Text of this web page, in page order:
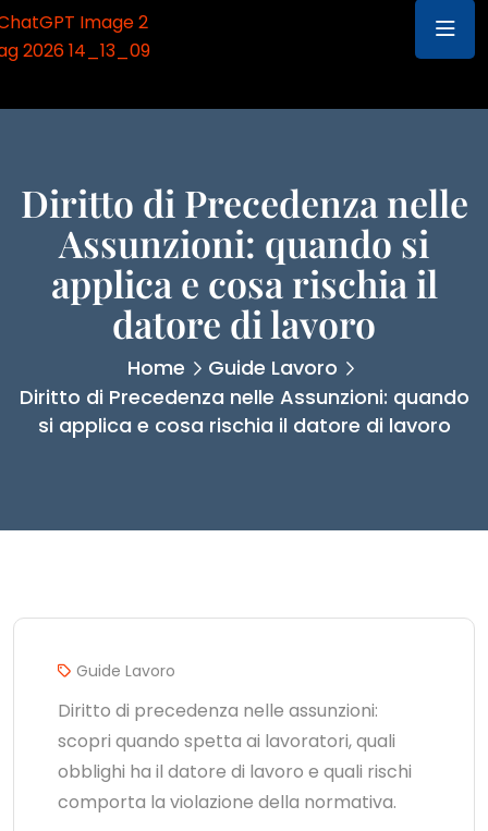
Diritto di Precedenza nelle
Assunzioni: quando si
applica e cosa rischia il
datore di lavoro
Home
Guide Lavoro
Diritto di Precedenza nelle Assunzioni: quando
si applica e cosa rischia il datore di lavoro
Guide Lavoro
Diritto di precedenza nelle assunzioni:
scopri quando spetta ai lavoratori, quali
obblighi ha il datore di lavoro e quali rischi
comporta la violazione della normativa.